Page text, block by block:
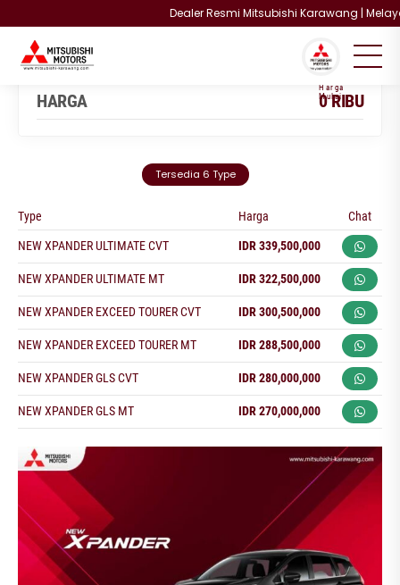
Beranda/Model/Xpander
Dealer Resmi Mitsubishi Karawang |
HARGA 0 RIBU
Tersedia 6 Type
Type Harga Chat
NEW XPANDER ULTIMATE CVT IDR 339,500,000
NEW XPANDER ULTIMATE MT IDR 322,500,000
NEW XPANDER EXCEED TOURER CVT IDR 300,500,000
NEW XPANDER EXCEED TOURER MT IDR 288,500,000
NEW XPANDER GLS CVT IDR 280,000,000
NEW XPANDER GLS MT IDR 270,000,000